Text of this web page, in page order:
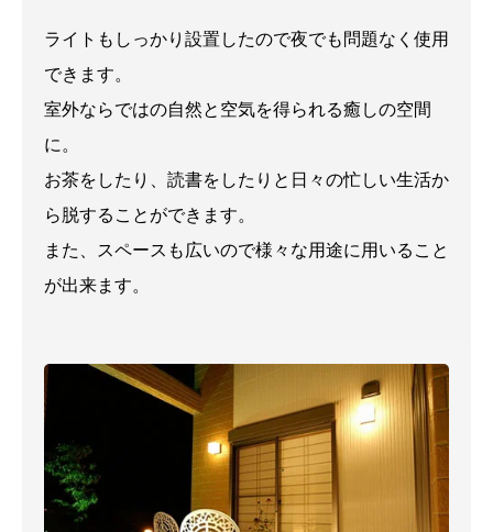
ライトもしっかり設置したので夜でも問題なく使用
できます。
室外ならではの自然と空気を得られる癒しの空間
に。
お茶をしたり、読書をしたりと日々の忙しい生活か
ら脱することができます。
また、スペースも広いので様々な用途に用いること
が出来ます。